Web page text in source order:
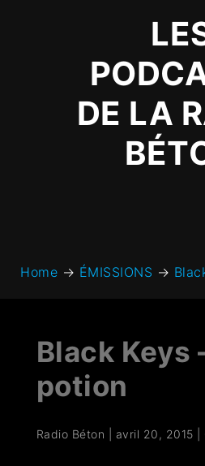
DE LA
Home → ÉMISSIONS →
Black Keys
potion
Radio Béton avril 20, 2015